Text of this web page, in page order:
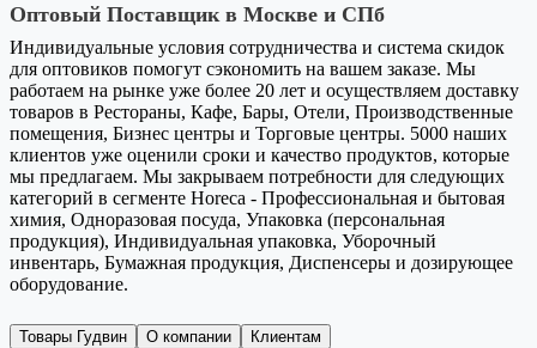
Оптовый Поставщик в Москве и СПб
Индивидуальные условия сотрудничества и система скидок
для оптовиков помогут сэкономить на вашем заказе. Мы
работаем на рынке уже более 20 лет и осуществляем доставку
товаров в Рестораны, Кафе, Бары, Отели, Производственные
помещения, Бизнес центры и Торговые центры. 5000 наших
клиентов уже оценили сроки и качество продуктов, которые
мы предлагаем. Мы закрываем потребности для следующих
категорий в сегменте Horeca - Профессиональная и бытовая
химия, Одноразовая посуда, Упаковка (персональная
продукция), Индивидуальная упаковка, Уборочный
инвентарь, Бумажная продукция, Диспенсеры и дозирующее
оборудование.
Товары Гудвин О компании Клиентам